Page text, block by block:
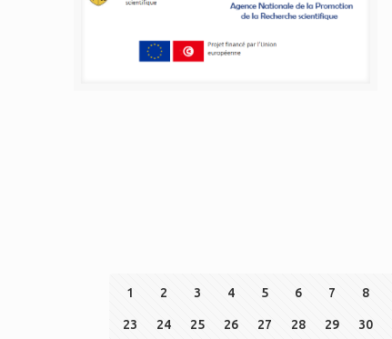
1 2 3 4 5 6 7 8
23 24 25 26 27 28 29 30